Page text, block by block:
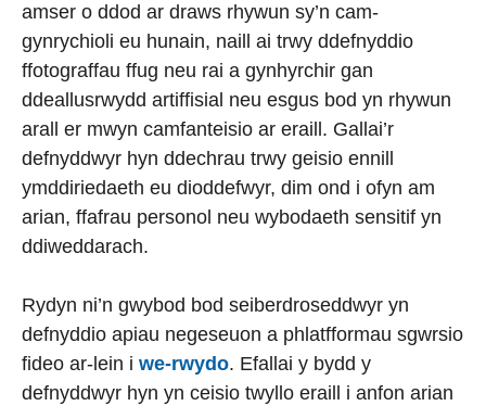
amser o ddod ar draws rhywun sy’n cam-
gynrychioli eu hunain, naill ai trwy ddefnyddio
ffotograffau ffug neu rai a gynhyrchir gan
ddeallusrwydd artiffisial neu esgus bod yn rhywun
arall er mwyn camfanteisio ar eraill. Gallai’r
defnyddwyr hyn ddechrau trwy geisio ennill
ymddiriedaeth eu dioddefwyr, dim ond i ofyn am
arian, ffafrau personol neu wybodaeth sensitif yn
ddiweddarach.
Rydyn ni’n gwybod bod seiberdroseddwyr yn
defnyddio apiau negeseuon a phlatfformau sgwrsio
fideo ar-lein i we-rwydo. Efallai y bydd y
defnyddwyr hyn yn ceisio twyllo eraill i anfon arian